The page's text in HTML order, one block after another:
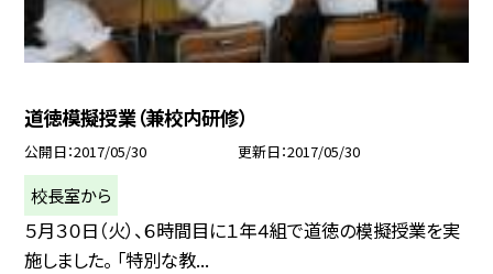
道徳模擬授業（兼校内研修）
公開日 2017/05/30 更新日 2017/05/30
校長室から
５月３０日（火）、６時間目に１年４組で道徳の模擬授業を実
施しました。 「特別な教...